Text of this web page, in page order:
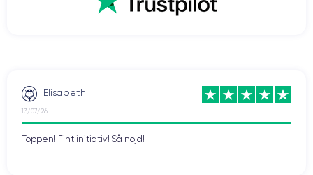
Elisabeth
13/07/26
Toppen! Fint initiativ! Så nöjd!